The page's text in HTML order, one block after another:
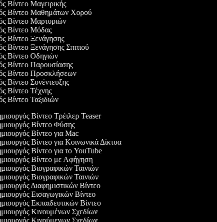
Βίντεο Μαγειρικής
Βίντεο Μαθημάτων Χορού
Βίντεο Μαρτυριών
Βίντεο Μόδας
Βίντεο Ξενάγησης
Βίντεο Ξενάγησης Σπιτιού
Βίντεο Οδηγιών
Βίντεο Παρουσίασης
Βίντεο Προσκλήσεων
Βίντεο Συνέντευξης
Βίντεο Τέχνης
Βίντεο Ταξιδιών
Βίντεο Τρέιλερ Teaser
Βίντεο Φύσης
Βίντεο για Mac
Βίντεο για Κοινωνικά Δίκτυα
Βίντεο για το YouTube
Βίντεο με Αφήγηση
Βιογραφικών Ταινιών
Βιογραφικών Ταινιών
Διαφημιστικών Βίντεο
Εισαγωγικών Βίντεο
Εκπαιδευτικών Βίντεο
Κινουμένων Σχεδίων